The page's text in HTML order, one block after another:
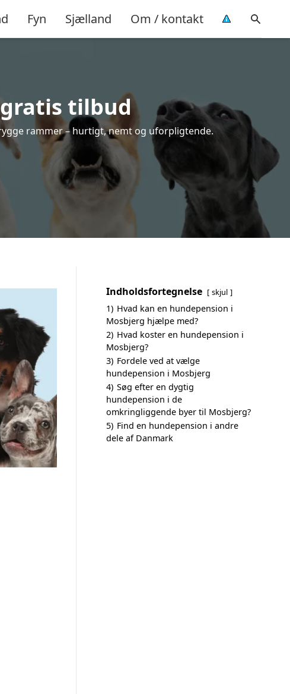
Fyn Sjælland Om / kontakt
tilbud
rammer – hurtigt, nemt og uforpligtende.
Indholdsfortegnelse skjul
1) Hvad kan en hundepension i
Mosbjerg hjælpe med?
2) Hvad koster en hundepension i
Mosbjerg?
3) Fordele ved at vælge
hundepension i Mosbjerg
4) Søg efter en dygtig
hundepension i de
omkringliggende byer til Mosbjerg?
5) Find en hundepension i andre
dele af Danmark